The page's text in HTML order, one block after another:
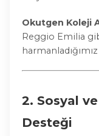
çocuklar
kalıcı şekilde
Okutgen Koleji
Reggio Emilia
2. Sosyal
Desteği